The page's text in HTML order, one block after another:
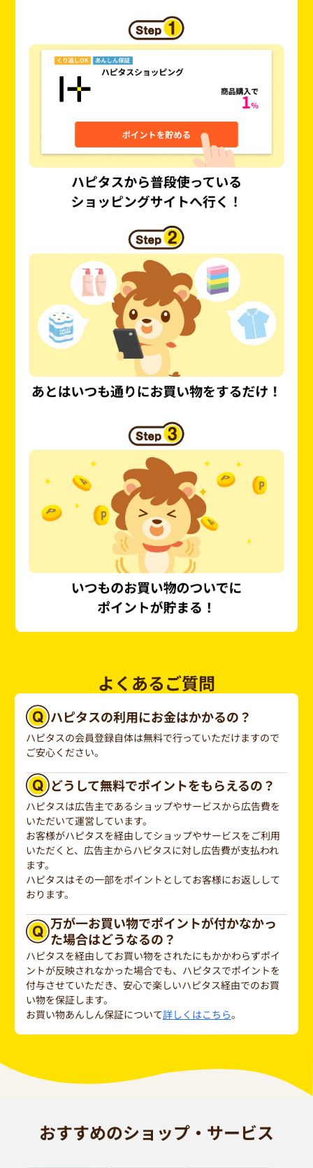
よくあるご質問
ハピタスの利用にお金はかかるの？
ハピタスの会員登録自体は無料で行っていただけますので
ご安心ください。
どうして無料でポイントをもらえるの？
ハピタスは広告主であるショップやサービスから広告費を
いただいて運営しています。
お客様がハピタスを経由してショップやサービスをご利用
いただくと、広告主からハピタスに対し広告費が支払われ
ます。
ハピタスはその一部をポイントとしてお客様にお返しして
おります。
万が一お買い物でポイントが付かなかっ
た場合はどうなるの？
ハピタスを経由してお買い物をされたにもかかわらずポイ
ントが反映されなかった場合でも、ハピタスでポイントを
付与させていただき、安心で楽しいハピタス経由でのお買
い物を保証します。
お買い物あんしん保証について詳しくはこちら。
おすすめのショップ・サービス